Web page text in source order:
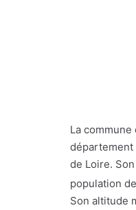
La commune
département
de Loire.
population
Son altitude